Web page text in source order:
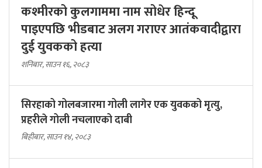
कश्मीरको कुलगाममा नाम सोधेर हिन्दू
पाइएपछि भीडबाट अलग गराएर आतंकवादीद्वारा
दुई युवकको हत्या
शनिबार, साउन १६, २०८३
सिरहाको गोलबजारमा गोली लागेर एक युवकको मृत्यु,
प्रहरीले गोली नचलाएको दाबी
बिहीबार, साउन १४, २०८३